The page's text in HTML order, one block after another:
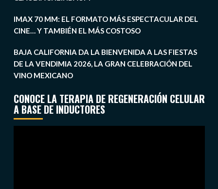
IMAX 70 MM: EL FORMATO MÁS ESPECTACULAR DEL
CINE… Y TAMBIÉN EL MÁS COSTOSO
BAJA CALIFORNIA DA LA BIENVENIDA A LAS FIESTAS
DE LA VENDIMIA 2026, LA GRAN CELEBRACIÓN DEL
VINO MEXICANO
CONOCE LA TERAPIA DE REGENERACIÓN CELULAR
A BASE DE INDUCTORES